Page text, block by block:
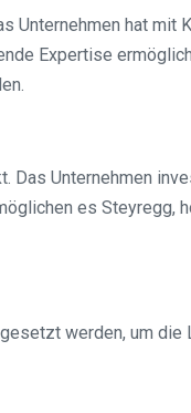
hat mit
Expertise
Unternehmen
es Steyregg,
werden, um